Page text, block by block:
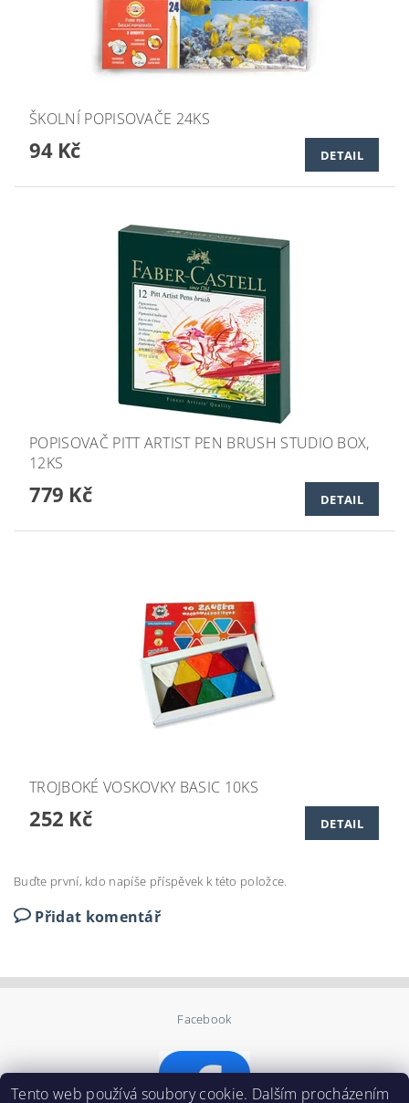
ŠKOLNÍ POPISOVAČE 24KS
94 Kč DETAIL
POPISOVAČ PITT ARTIST PEN BRUSH STUDIO BOX,
12KS
779 Kč DETAIL
TROJBOKÉ VOSKOVKY BASIC 10KS
252 Kč DETAIL
Buďte první, kdo napíše příspěvek k této položce.
Přidat komentář
Facebook
Tento web používá soubory cookie. Dalším procházením